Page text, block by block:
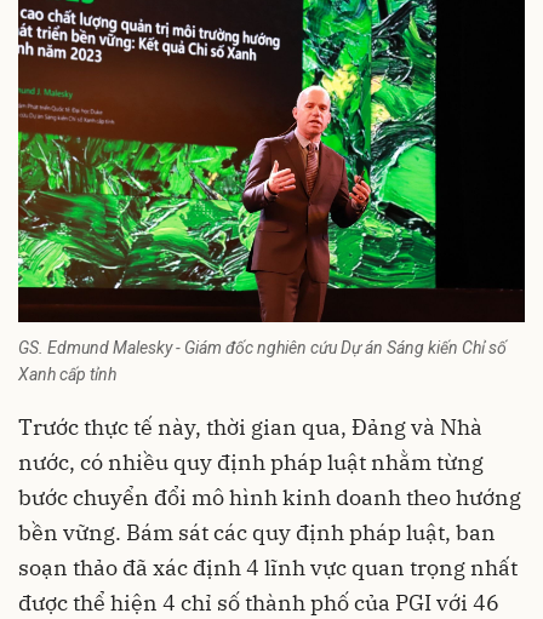
GS. Edmund Malesky - Giám đốc nghiên cứu Dự án Sáng kiến Chỉ số
Xanh cấp tỉnh
Trước thực tế này, thời gian qua, Đảng và Nhà
nước, có nhiều quy định pháp luật nhằm từng
bước chuyển đổi mô hình kinh doanh theo hướng
bền vững. Bám sát các quy định pháp luật, ban
soạn thảo đã xác định 4 lĩnh vực quan trọng nhất
được thể hiện 4 chỉ số thành phố của PGI với 46